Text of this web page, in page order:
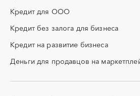
ОКР (опытно-
конструкторские работы)
ПГС (песчано-гравийная
смесь)
СВО
СКС
СКУД
СОЖ
Кредит для ООО
Кредит без залога для бизнеса
Кредит на развитие бизнеса
Деньги для продавцов на